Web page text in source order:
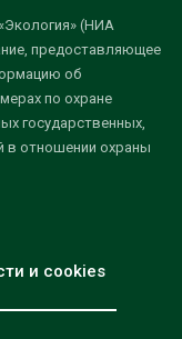
(НИА
предоставляющее
об
по охране
государственных,
в отношении охраны
и cookies